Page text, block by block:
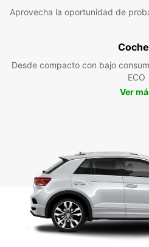
Aprovecha la oportunidad de
Desde compacto con bajo
ECO
Ver